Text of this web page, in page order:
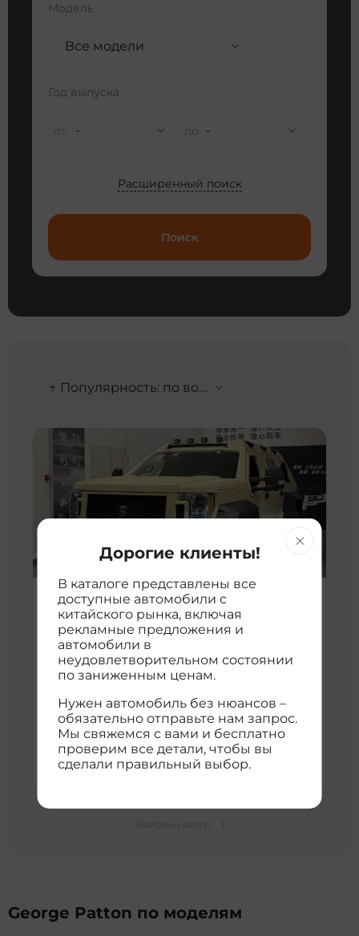
Модель
Все модели
Год выпуска
- -
Расширенный поиск
Поиск
↑ Популярность: по возрастанию
George Patton Chariot
3 700 км2019 г2018 3.5t 4 seats
Внедорожник
3500 см3
4WD
22090501
23 270 692 ₽
с доставкой во Владивосток
расшифровка цены
23 270 692 ₽ Хорошая цена 23 270 692 ₽
George Patton по моделям
Дорогие клиенты!
В каталоге представлены все
доступные автомобили с
китайского рынка, включая
рекламные предложения и
автомобили в
неудовлетворительном состоянии
по заниженным ценам.
Нужен автомобиль без нюансов –
обязательно отправьте нам запрос.
Мы свяжемся с вами и бесплатно
проверим все детали, чтобы вы
сделали правильный выбор.